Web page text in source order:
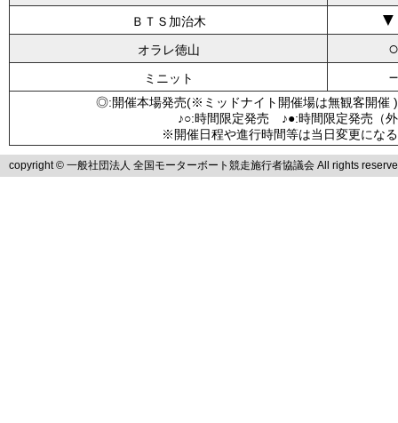
ＢＴＳ加治木
オラレ徳山 ○
ミニット
◎:開催本場発売(※ミッドナイト開催場は無観客
♪○:時間限定発売 ♪●:時間限定発売
※開催日程や進行時間等は当日変更にな
copyright © 一般社団法人 全国モーターボート競走施行者協議会 All rights